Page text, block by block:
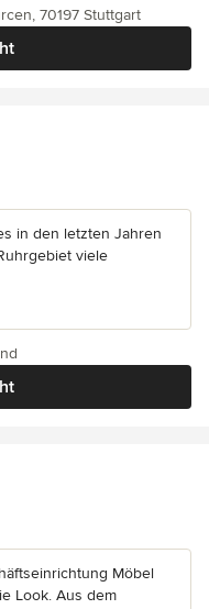
70197 Stuttgart
Sternen
in den letzten Jahren
viele
Sternen
Möbel
Look. Aus dem